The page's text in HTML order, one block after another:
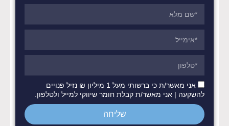
אני מאשר/ת כי ברשותי מעל 1 מיליון ₪ נזיל פנויים
להשקעה | אני מאשר/ת קבלת חומר שיווקי למייל ולטלפון.
שליחה